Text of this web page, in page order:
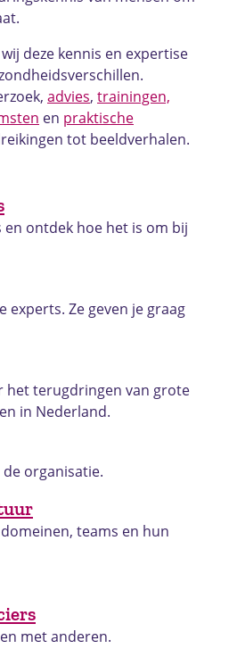
deze kennis en expertise
advies, trainingen,
en praktische
tot beeldverhalen.
en ontdek hoe het is om bij
experts. Ze geven je graag
het terugdringen van grote
in Nederland.
organisatie.
teams en hun
met anderen.